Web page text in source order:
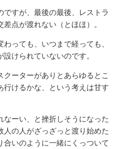
すが、最後の最後、レストラ
点が渡れない（とほほ）。
っても、いつまで経っても、
けられていないのです。
ーターがありとあらゆるとこ
けるかな、という考えは甘す
なーい、と挫折しそうになった
の人がざっざっと渡り始めた
いのように一緒にくっついて